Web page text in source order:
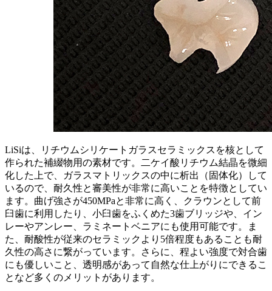
LiSiは、リチウムシリケートガラスセラミックスを核として
作られた補綴物用の素材です。二ケイ酸リチウム結晶を微細
化した上で、ガラスマトリックスの中に析出（固体化）して
いるので、耐久性と審美性が非常に高いことを特徴としてい
ます。曲げ強さが450MPaと非常に高く、クラウンとして前
臼歯に利用したり、小臼歯をふくめた3歯ブリッジや、イン
レーやアンレー、ラミネートベニアにも使用可能です。ま
た、耐酸性が従来のセラミックより5倍程度もあることも耐
久性の高さに繋がっています。さらに、程よい強度で対合歯
にも優しいこと、透明感があって自然な仕上がりにできるこ
となど多くのメリットがあります。